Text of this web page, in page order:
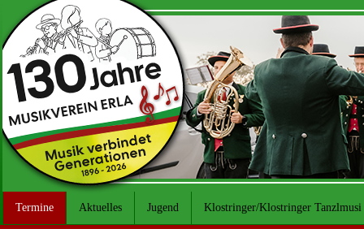
Termine Aktuelles Jugend Klostringer/Klostringer Tanzlmusi